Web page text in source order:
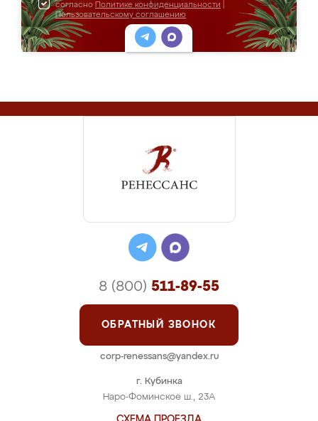
согласно Политике конфиденциальности
Пользовательскому соглашению
г. Кубинка
Наро-Фоминское ш., 23А
8 (800) 511-89-55
ОБРАТНЫЙ ЗВОНОК
corp-renessans@yandex.ru